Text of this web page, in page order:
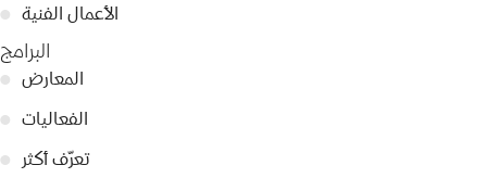
● الأعمال الفنية
البرامج
● المعارض
● الفعاليات
●
تعرّف أكثر